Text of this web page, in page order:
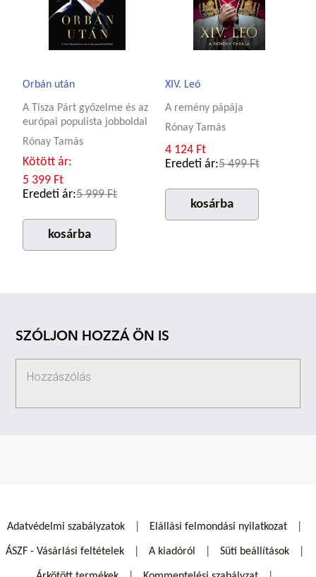
Orbán után
A Tisza Párt győzelme és az
európai populista jobboldal
Rónay Tamás
Kötött ár:
5 399 Ft
Eredeti ár:5 999 Ft
kosárba
XIV. Leó
A remény pápája
Rónay Tamás
4 124 Ft
Eredeti ár:5 499 Ft
kosárba
SZÓLJON HOZZÁ ÖN IS
Adatvédelmi szabályzatok Elállási felmondási nyilatkozat
ÁSZF - Vásárlási feltételek A kiadóról Süti beállítások